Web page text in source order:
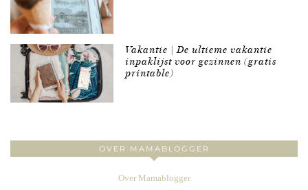
Vakantie | De ultieme vakantie
inpaklijst voor gezinnen (gratis
printable)
OVER MAMABLOGGER
Over Mamablogger